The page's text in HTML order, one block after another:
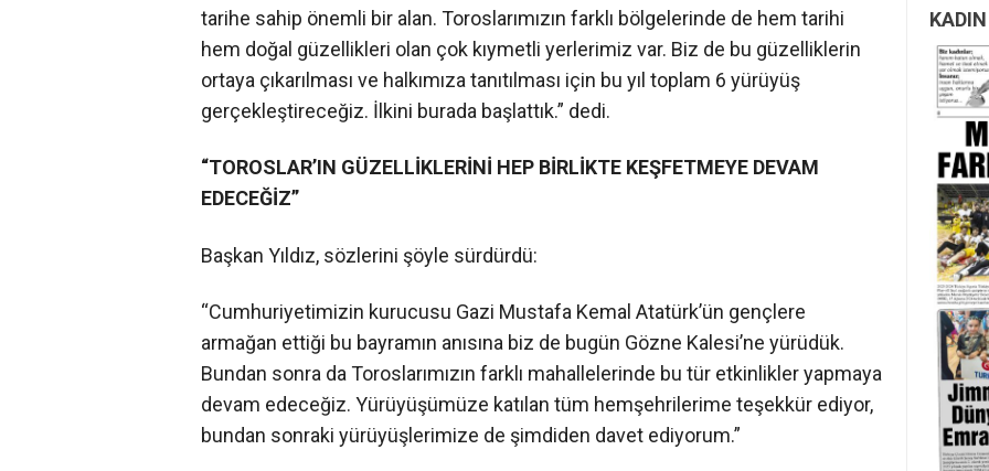
tarihe sahip önemli bir alan. Toroslarımızın farklı bölgelerinde de hem tarihi
hem doğal güzellikleri olan çok kıymetli yerlerimiz var. Biz de bu güzelliklerin
ortaya çıkarılması ve halkımıza tanıtılması için bu yıl toplam 6 yürüyüş
gerçekleştireceğiz. İlkini burada başlattık.” dedi.
“TOROSLAR’IN GÜZELLİKLERİNİ HEP BİRLİKTE KEŞFETMEYE DEVAM
EDECEĞİZ”
Başkan Yıldız, sözlerini şöyle sürdürdü:
“Cumhuriyetimizin kurucusu Gazi Mustafa Kemal Atatürk’ün gençlere
armağan ettiği bu bayramın anısına biz de bugün Gözne Kalesi’ne yürüdük.
Bundan sonra da Toroslarımızın farklı mahallelerinde bu tür etkinlikler yapmaya
devam edeceğiz. Yürüyüşümüze katılan tüm hemşehrilerime teşekkür ediyor,
bundan sonraki yürüyüşlerimize de şimdiden davet ediyorum.”